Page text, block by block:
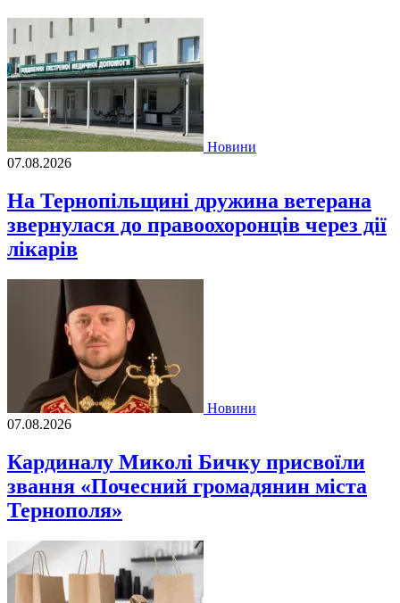
Новини
07.08.2026
На Тернопільщині дружина ветерана
звернулася до правоохоронців через дії
лікарів
Новини
07.08.2026
Кардиналу Миколі Бичку присвоїли
звання «Почесний громадянин міста
Тернополя»